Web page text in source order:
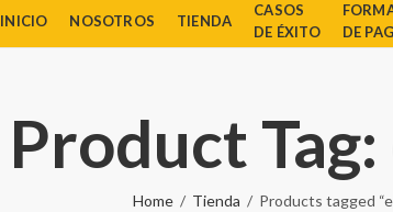
INICIO NOSOTROS TIENDA
CASOS
DE ÉXITO
DE
Product
Home Tienda Products tagged